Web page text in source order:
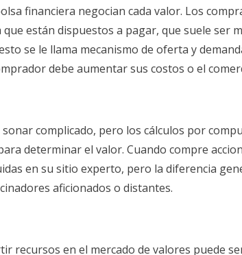
financiera negocian cada valor. Los
que están dispuestos a pagar, que suele ser
se le llama mecanismo de oferta y
debe aumentar sus costos o el
complicado, pero los cálculos por
determinar el valor. Cuando compre
en su sitio experto, pero la diferencia
aficionados o distantes.
recursos en el mercado de valores puede